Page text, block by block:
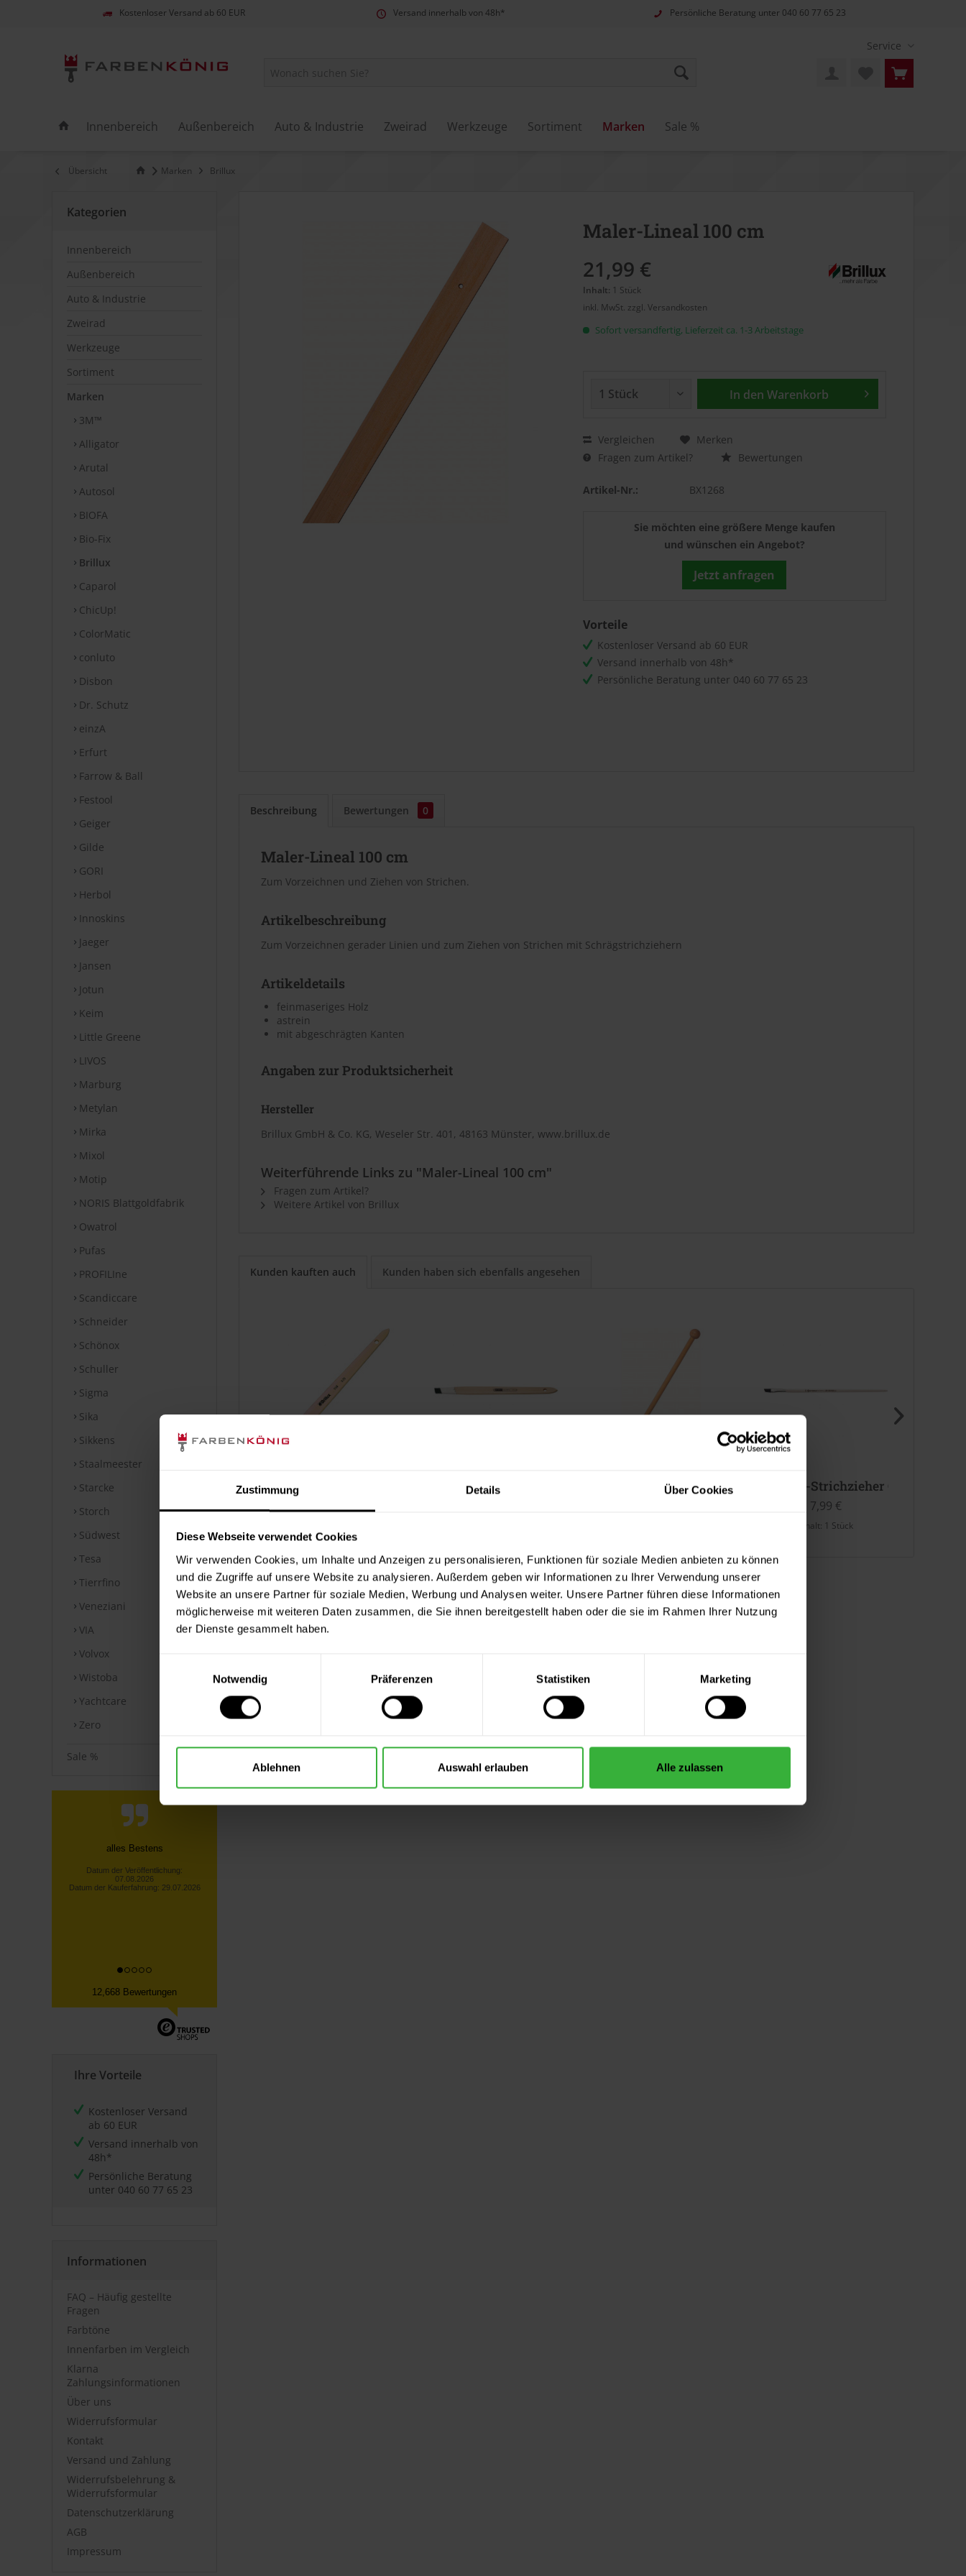
Zustimmung Details Über Cookies
Diese Webseite verwendet Cookies
Wir verwenden Cookies, um Inhalte und Anzeigen zu personalisieren, Funktionen für soziale Medien anbieten zu können
und die Zugriffe auf unsere Website zu analysieren. Außerdem geben wir Informationen zu Ihrer Verwendung unserer
Website an unsere Partner für soziale Medien, Werbung und Analysen weiter. Unsere Partner führen diese Informationen
möglicherweise mit weiteren Daten zusammen, die Sie ihnen bereitgestellt haben oder die sie im Rahmen Ihrer Nutzung
der Dienste gesammelt haben.
Notwendig
Präferenzen Statistiken Marketing
Ablehnen Auswahl erlauben Alle zulassen
Kostenloser Versand ab 60 EUR Versand innerhalb von 48h* Persönliche Beratung unter 040 60 77 65 23
Service
Innenbereich Außenbereich Auto & Industrie Zweirad Werkzeuge Sortiment Marken Sale %
Übersicht Marken Brillux
Kategorien
Innenbereich
Außenbereich
Auto & Industrie
Zweirad
Werkzeuge
Sortiment
Marken
3M™
Alligator
Arutal
Autosol
BIOFA
Bio-Fix
Brillux
Caparol
ChicUp!
ColorMatic
conluto
Disbon
Dr. Schutz
einzA
Erfurt
Farrow & Ball
Festool
Geiger
Gilde
GORI
Herbol
Innoskins
Jaeger
Jansen
Jotun
Keim
Little Greene
LIVOS
Marburg
Metylan
Mirka
Mixol
Motip
NORIS Blattgoldfabrik
Owatrol
Pufas
PROFILIne
Scandiccare
Schneider
Schönox
Schuller
Sigma
Sika
Sikkens
Staalmeester
Starcke
Storch
Südwest
Tesa
Tierrfino
Veneziani
VIA
Volvox
Wistoba
Yachtcare
Zero
Sale %
Schnelle Bearbeitung und und
König ist gerechtfertigt.
Uwe B., Protzen
12,668 Bewertungen
Ihre Vorteile
Kostenloser Versand
ab 60 EUR
Versand innerhalb von
48h*
Persönliche Beratung
unter 040 60 77 65 23
Informationen
FAQ – Häufig gestellte
Fragen
Farbtöne
Innenfarben im Vergleich
Klarna
Zahlungsinformationen
Über uns
Widerrufsformular
Kontakt
Versand und Zahlung
Widerrufsbelehrung &
Widerrufsformular
Datenschutzerklärung
AGB
Impressum
Maler-Lineal 100 cm
21,99 €
Inhalt: 1 Stück
inkl. MwSt. zzgl. Versandkosten
Sofort versandfertig, Lieferzeit ca. 1-3 Arbeitstage
In den Warenkorb
Vergleichen
Merken
Fragen zum Artikel?
Bewertungen
Artikel-Nr.: BX1268
Sie möchten eine größere Menge kaufen
und wünschen ein Angebot?
Jetzt anfragen
Vorteile
Kostenloser Versand ab 60 EUR
Versand innerhalb von 48h*
Persönliche Beratung unter 040 60 77 65 23
Beschreibung Bewertungen 0
Maler-Lineal 100 cm
Zum Vorzeichnen und Ziehen von Strichen.
Artikelbeschreibung
Zum Vorzeichnen gerader Linien und zum Ziehen von Strichen mit Schrägstrichziehern
Artikeldetails
feinmaseriges Holz
astrein
mit abgeschrägten Kanten
Angaben zur Produktsicherheit
Hersteller
Brillux GmbH & Co. KG, Weseler Str. 401, 48163 Münster, www.brillux.de
Weiterführende Links zu "Maler-Lineal 100 cm"
Fragen zum Artikel?
Weitere Artikel von Brillux
Kunden kauften auch Kunden haben sich ebenfalls angesehen
Schrägstrichzieher, schwarz
7,49 €
Schräg-Strichzieher ClassicTOP mix - Profi
Malstock 100 cm Schräg-Strichzieher
7,99 €
Inhalt: 1 Stück